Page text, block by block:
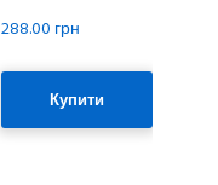
288.00 грн
Купити